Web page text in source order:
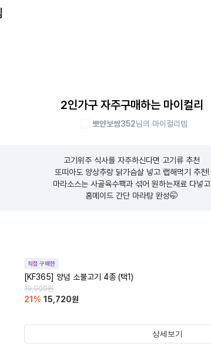
2인가구 자주구매하는 마이컬리
뽀얀보쌈352님의 마이컬리템
고기위주 식사를 자주하신다면 고기류 추천
또띠아도 양상추랑 닭가슴살 넣고 랩해먹기 추천!
마라소스는 사골육수팩과 섞어 원하는재료 다넣고
홈메이드 간단 마라탕 완성🤭
직접 구매한
[KF365] 양념 소불고기 4종 (택1)
19,900원
21 % 15,720원
상세보기